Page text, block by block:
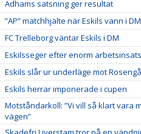
Adhams satsning ger resultat
”AP” matchhjälte när Eskils vann i DM
FC Trelleborg väntar Eskils i DM
Eskilsseger efter enorm arbetsinsats
Eskils slår ur underläge mot
Eskils herrar imponerade i cupen
Motståndarkoll: ”Vi vill så klart vara
vägen”